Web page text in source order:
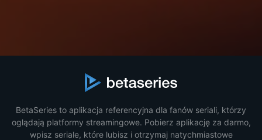
BetaSeries to aplikacja referencyjna dla fanów seriali, którzy
oglądają platformy streamingowe. Pobierz aplikację za darmo,
wpisz seriale, które lubisz i otrzymaj natychmiastowe